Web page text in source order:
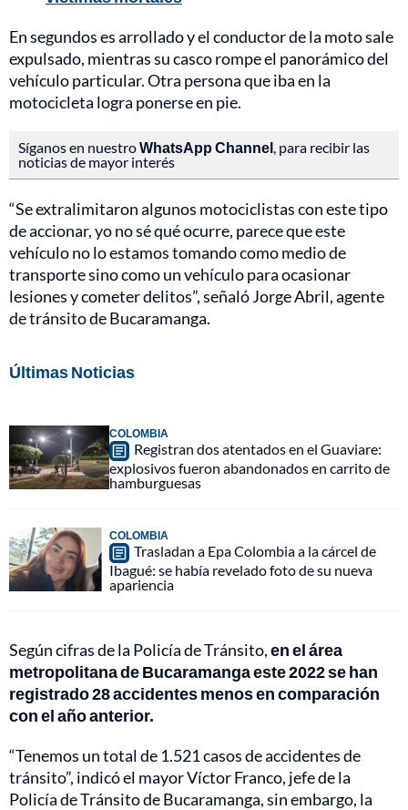
En segundos es arrollado y el conductor de la moto sale
expulsado, mientras su casco rompe el panorámico del
vehículo particular. Otra persona que iba en la
motocicleta logra ponerse en pie.
Síganos en nuestroWhatsApp Channel , para recibir las
noticias de mayor interés
“Se extralimitaron algunos motociclistas con este tipo
de accionar, yo no sé qué ocurre, parece que este
vehículo no lo estamos tomando como medio de
transporte sino como un vehículo para ocasionar
lesiones y cometer delitos”, señaló Jorge Abril, agente
de tránsito de Bucaramanga.
Últimas Noticias
COLOMBIA
Registran dos atentados en el Guaviare:
explosivos fueron abandonados en carrito de
hamburguesas
COLOMBIA
Trasladan a Epa Colombia a la cárcel de
Ibagué: se había revelado foto de su nueva
apariencia
Según cifras de la Policía de Tránsito,en el área
metropolitana de Bucaramanga este 2022 se han
registrado 28 accidentes menos en comparación
con el año anterior.
“Tenemos un total de 1.521 casos de accidentes de
tránsito”, indicó el mayor Víctor Franco, jefe de la
Policía de Tránsito de Bucaramanga, sin embargo, la